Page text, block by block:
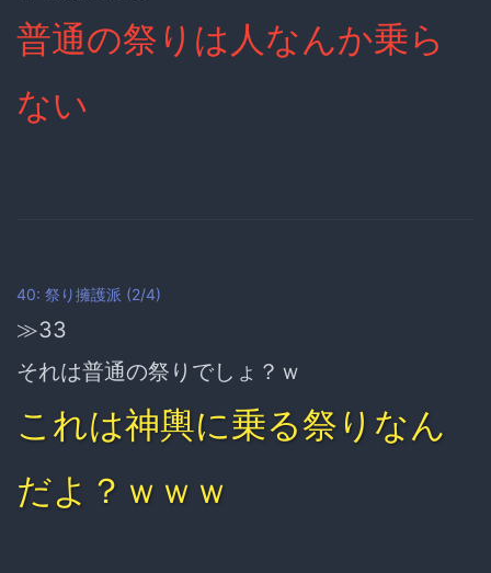
普通の祭りは人なんか乗ら
ない
40: 祭り擁護派 (2/4)
≫33
それは普通の祭りでしょ？ｗ
これは神輿に乗る祭りなん
だよ？ｗｗｗ